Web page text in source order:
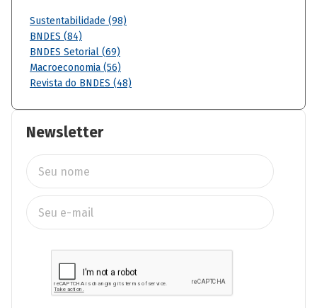
Sustentabilidade (98)
BNDES (84)
BNDES Setorial (69)
Macroeconomia (56)
Revista do BNDES (48)
Newsletter